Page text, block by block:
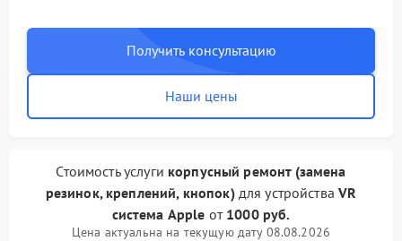
Получить консультацию
Наши цены
Стоимость услуги корпусный ремонт (замена
резинок, креплений, кнопок)для устройстваVR
система Apple от 1000 руб.
Цена актуальна на текущую дату 08.08.2026